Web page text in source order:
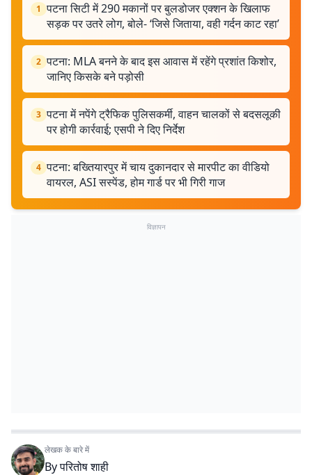
1 पटना सिटी में 290 मकानों पर बुलडोजर एक्शन के खिलाफ
सड़क पर उतरे लोग, बोले- ‘जिसे जिताया, वही गर्दन काट रहा’
2 पटना: MLA बनने के बाद इस आवास में रहेंगे प्रशांत किशोर,
जानिए किसके बने पड़ोसी
3 पटना में नपेंगे ट्रैफिक पुलिसकर्मी, वाहन चालकों से बदसलूकी
पर होगी कार्रवाई; एसपी ने दिए निर्देश
4 पटना: बख्तियारपुर में चाय दुकानदार से मारपीट का वीडियो
वायरल, ASI सस्पेंड, होम गार्ड पर भी गिरी गाज
विज्ञापन
लेखक के बारे में
Byपरितोष शाही